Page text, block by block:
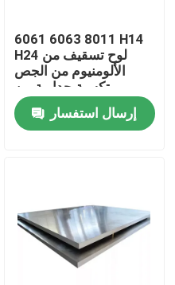
لفائف
6061 6063 8011 H14
H24 لوح تسقيف من
الألومنيوم من الجص
تكسية جدارية من
الألومونيوم المركب
إرسال استفسار